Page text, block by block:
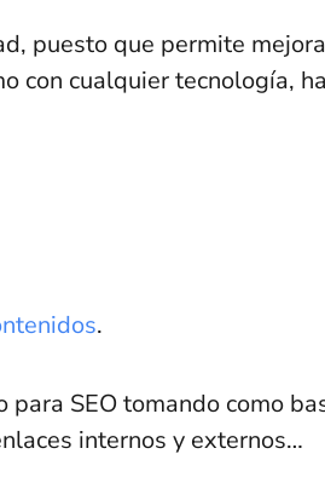
puesto que permite
con cualquier tecnología,
.
SEO tomando como
internos y externos…